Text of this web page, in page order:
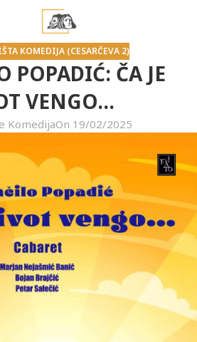
KOMEDIJA (CESARČEVA 2)
POPADIĆ: ČA JE
VENGO…
KomedijaOn 19/02/2025